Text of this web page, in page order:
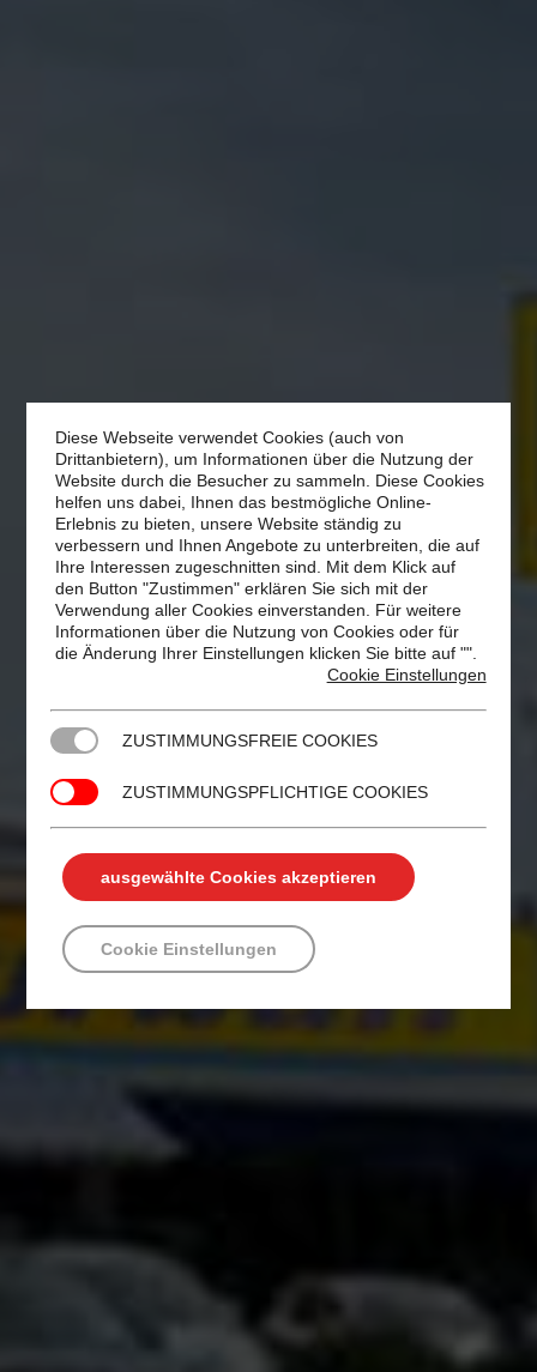
Diese Webseite verwendet Cookies (auch von
Drittanbietern), um Informationen über die Nutzung der
Website durch die Besucher zu sammeln. Diese Cookies
helfen uns dabei, Ihnen das bestmögliche Online-
Erlebnis zu bieten, unsere Website ständig zu
verbessern und Ihnen Angebote zu unterbreiten, die auf
Ihre Interessen zugeschnitten sind. Mit dem Klick auf
den Button "Zustimmen" erklären Sie sich mit der
Verwendung aller Cookies einverstanden. Für weitere
Informationen über die Nutzung von Cookies oder für
die Änderung Ihrer Einstellungen klicken Sie bitte auf "
Cookie Einstellungen
".
ZUSTIMMUNGSFREIE COOKIES
ZUSTIMMUNGSPFLICHTIGE COOKIES
ausgewählte Cookies akzeptieren
Cookie Einstellungen